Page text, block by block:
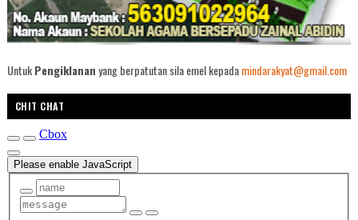
UntukPengiklananyang berpatutan sila emel kepadamindarakyat@gmail.com
CHIT CHAT